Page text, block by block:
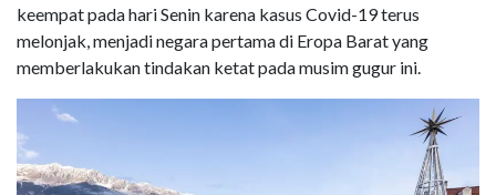
keempat pada hari Senin karena kasus Covid-19 terus
melonjak, menjadi negara pertama di Eropa Barat yang
memberlakukan tindakan ketat pada musim gugur ini.